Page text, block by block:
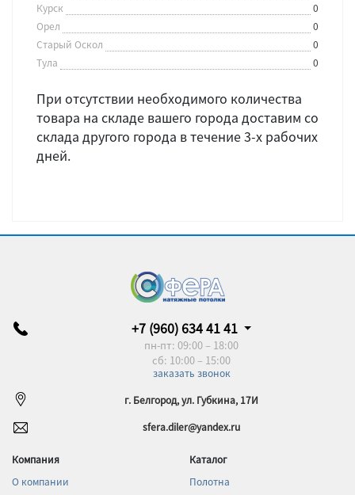
Курск
0
Орел
0
Старый Оскол
0
Тула
0
При отсутствии необходимого количества
товара на складе вашего города доставим со
склада другого города в течение 3-х рабочих
дней.
+7 (960) 634 41 41
пн-пт: 09:00 – 18:00
сб: 10:00 – 15:00
заказать звонок
г. Белгород, ул. Губкина, 17И
sfera.diler@yandex.ru
Компания
О компании
Каталог
Полотна